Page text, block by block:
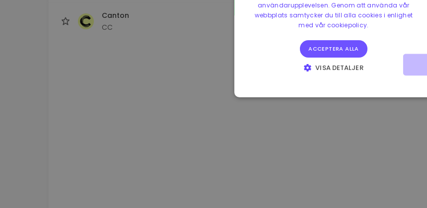
Canton
CC
0.080659000 € -4.80% 3.2B €
användarupplevelsen. Genom att använda vår
webbplats samtycker du till alla cookies i enlighet
med vår cookiepolicy.
ACCEPTERA ALLA
VISA DETALJER